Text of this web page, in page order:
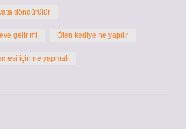
döndürülür
gelir mi Ölen kediye ne yapılır
için ne yapmalı